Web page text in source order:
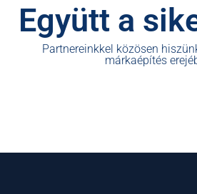
Együtt a
Partnereinkkel közösen
márkaépítés